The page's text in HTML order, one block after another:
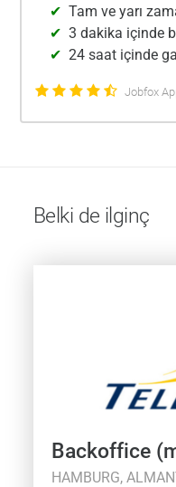
Tam ve yarı
3 dakika içinde
24 saat içinde
Jobfox
Belki de ilginç
Backoffice
HAMBURG,